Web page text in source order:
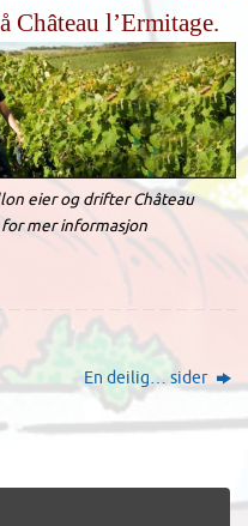
l’Ermitage.
eier og drifter Château
mer informasjon
En deilig… sider